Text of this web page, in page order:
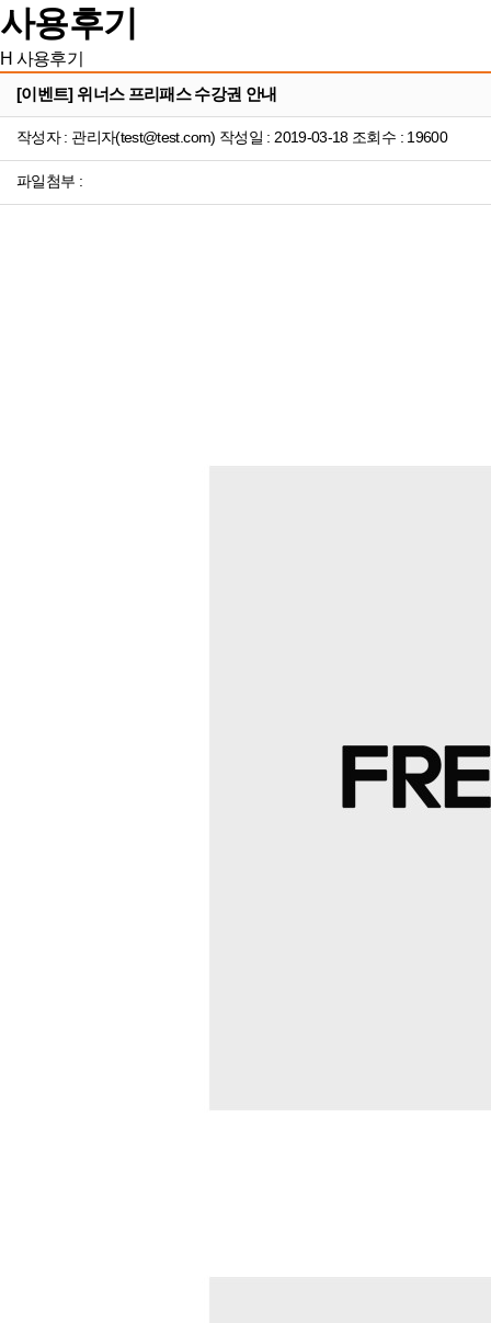
사용후기
H 사용후기
[이벤트] 위너스 프리패스 수강권 안내
작성자 : 관리자(test@test.com) 작성일 : 2019-03-18 조회수 : 19600
파일첨부 :